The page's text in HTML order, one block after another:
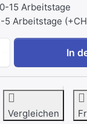
15 Arbeitstage
5 Arbeitstage
MIELE PFD
In
Vergleichen